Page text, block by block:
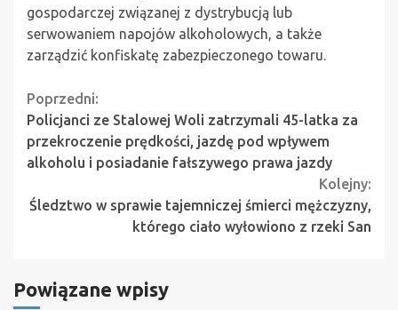
gospodarczej związanej z dystrybucją lub
serwowaniem napojów alkoholowych, a także
zarządzić konfiskatę zabezpieczonego towaru.
Continue
Reading
Poprzedni:
Policjanci ze Stalowej Woli zatrzymali 45-latka za
przekroczenie prędkości, jazdę pod wpływem
alkoholu i posiadanie fałszywego prawa jazdy
Kolejny:
Śledztwo w sprawie tajemniczej śmierci mężczyzny,
którego ciało wyłowiono z rzeki San
Powiązane wpisy